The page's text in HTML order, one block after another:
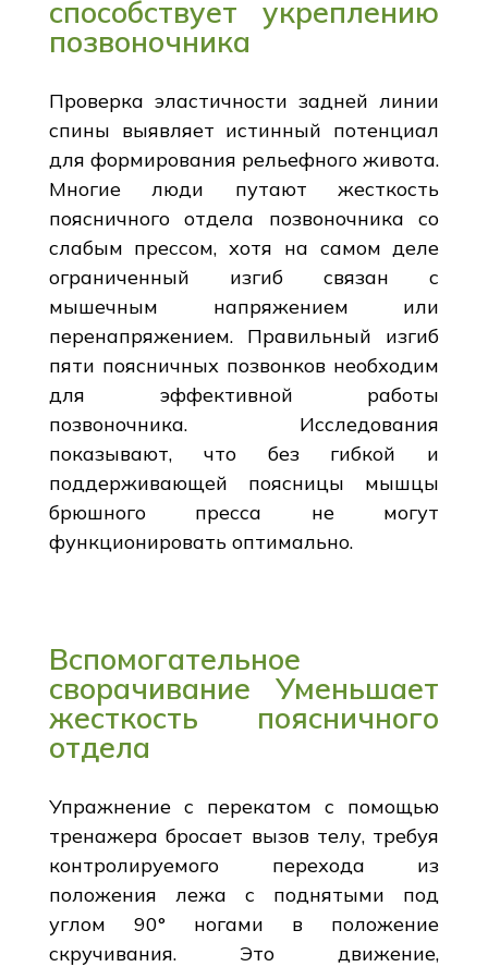
способствует укреплению
позвоночника
Проверка эластичности задней линии
спины выявляет истинный потенциал
для формирования рельефного живота.
Многие люди путают жесткость
поясничного отдела позвоночника со
слабым прессом, хотя на самом деле
ограниченный изгиб связан с
мышечным напряжением или
перенапряжением. Правильный изгиб
пяти поясничных позвонков необходим
для эффективной работы
позвоночника. Исследования
показывают, что без гибкой и
поддерживающей поясницы мышцы
брюшного пресса не могут
функционировать оптимально.
Вспомогательное
сворачивание Уменьшает
жесткость поясничного
отдела
Упражнение с перекатом с помощью
тренажера бросает вызов телу, требуя
контролируемого перехода из
положения лежа с поднятыми под
углом 90° ногами в положение
скручивания. Это движение,